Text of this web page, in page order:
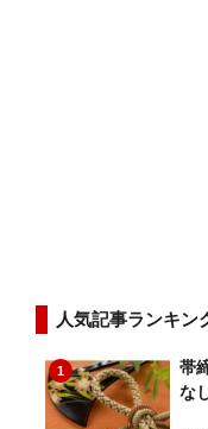
人気記事ランキン
1
帯
な